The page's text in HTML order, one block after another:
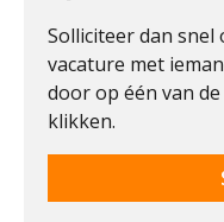
Solliciteer dan snel
vacature met
door op één van
klikken.